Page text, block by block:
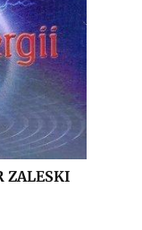
ZALESKI